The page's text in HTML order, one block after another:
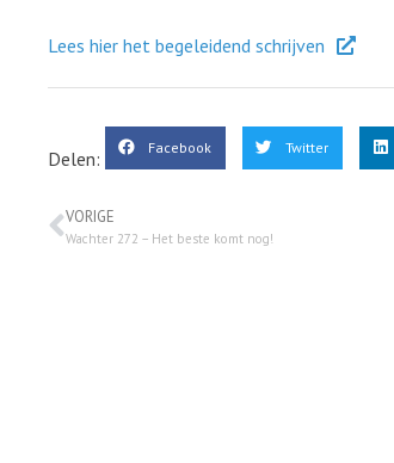
Lees hier het begeleidend schrijven
Delen: Facebook Twitter
VORIGE
Wachter 272 – Het beste komt nog!